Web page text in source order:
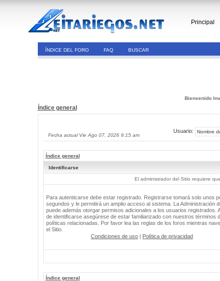
Principal
ÍNDICE DEL FORO FAQ BUSCAR
Bienvenido
Índice general
Fecha actual Vie Ago 07, 2026 9:15 am
Usuario:
Índice general
Identificarse
El administrador del Sitio requiere
Para autenticarse debe estar registrado. Registrarse tomará solo unos
segundos y le permitirá un amplio acceso al sistema. La Administración
puede además otorgar permisos adicionales a los usuarios registrados.
de identificarse asegúrese de estar familiarizado con nuestros términos
políticas relacionadas. Por favor lea las reglas de los foros mientras
el Sitio.
Condiciones de uso | Política de privacidad
Índice general